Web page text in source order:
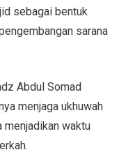
sebagai bentuk
sarana
Abdul Somad
menjaga ukhuwah
menjadikan waktu